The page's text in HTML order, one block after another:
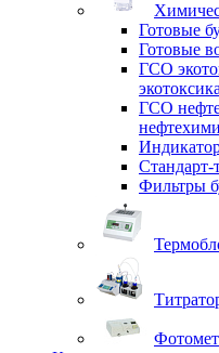
Готовые
Готовые
ГСО
ГСО
Стандарт-
Фильтры